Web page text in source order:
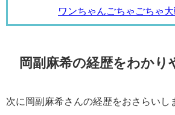
ワンちゃんごちゃごちゃ
岡副麻希の経歴をわかり
次に岡副麻希さんの経歴をおさらいし